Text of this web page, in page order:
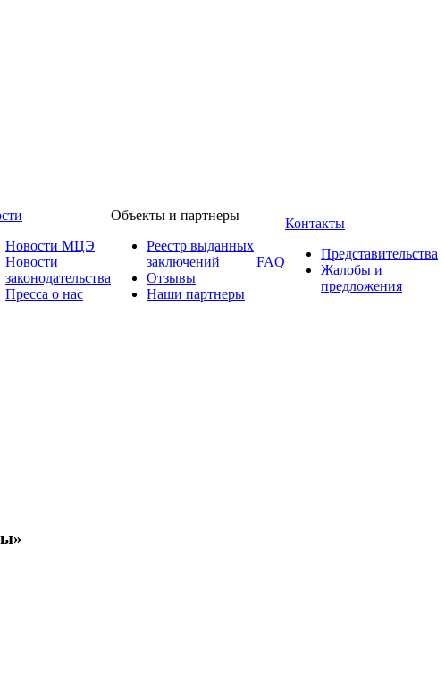
Новости МЦЭ
Новости
законодательства
Пресса о нас
Объекты и партнеры
Реестр выданных
заключений
Отзывы
Наши партнеры
FAQ
Контакты
Представительства
Жалобы и
предложения